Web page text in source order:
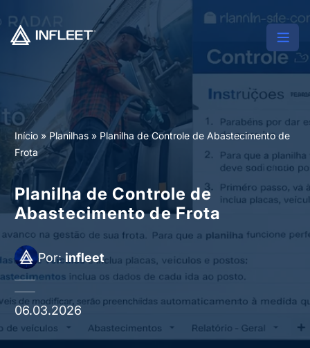
Início » Planilhas » Planilha de Controle de Abastecimento de
Frota
Planilha de Controle de
Abastecimento de Frota
Por:infleet
06.03.2026